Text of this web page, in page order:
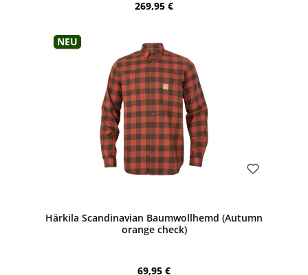
Regulärer Preis:
269,95 €
Neu
Härkila Scandinavian Baumwollhemd (Autumn
orange check)
Regulärer Preis:
69,95 €